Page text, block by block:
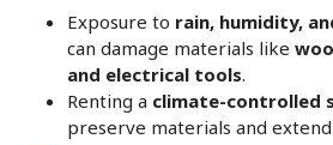
Exposure to rain, humidity,
can damage materials like
and electrical tools.
Renting a climate-controlled
preserve materials and